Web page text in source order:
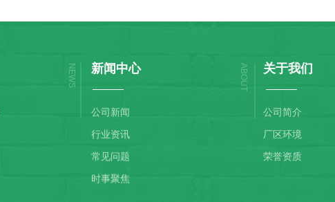
NEWS 新闻中心
公司新闻
行业资讯
常见问题
时事聚焦
ABOUT 关于我们
公司简介
厂区环境
荣誉资质